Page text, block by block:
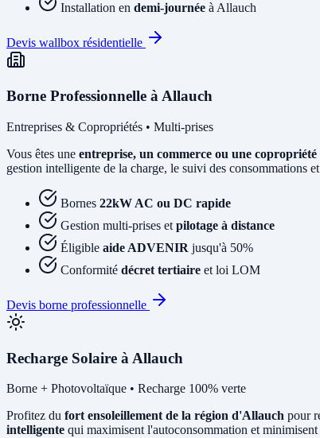
Installation en demi-journée à Allauch
Devis wallbox résidentielle
Borne Professionnelle à Allauch
Entreprises & Copropriétés • Multi-prises
Vous êtes une entreprise, un commerce ou une copropriété
gestion intelligente de la charge, le suivi des consommations
Bornes 22kW AC ou DC rapide
Gestion multi-prises et pilotage à distance
Éligible aide ADVENIR jusqu'à 50%
Conformité décret tertiaire et loi LOM
Devis borne professionnelle
Recharge Solaire à Allauch
Borne + Photovoltaïque • Recharge 100% verte
Profitez du fort ensoleillement de la région d'Allauch pour
intelligente qui maximisent l'autoconsommation et